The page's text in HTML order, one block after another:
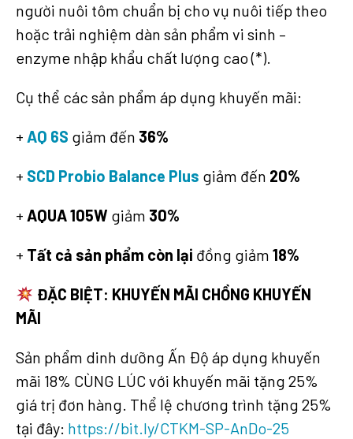
người nuôi tôm chuẩn bị cho vụ nuôi tiếp theo
hoặc trải nghiệm dàn sản phẩm vi sinh –
enzyme nhập khẩu chất lượng cao (*). ​
Cụ thể các sản phẩm áp dụng khuyến mãi:​
+ AQ 6S giảm đến 36%
+ SCD Probio Balance Plus giảm đến 20%
+ AQUA 105W giảm 30%
+ Tất cả sản phẩm còn lại đồng giảm 18%​
ĐẶC BIỆT: KHUYẾN MÃI CHỒNG KHUYẾN
MÃI
Sản phẩm dinh dưỡng Ấn Độ áp dụng khuyến
mãi 18% CÙNG LÚC với khuyến mãi tặng 25%
giá trị đơn hàng. Thể lệ chương trình tặng 25%
tại đây: https://bit.ly/CTKM-SP-AnDo-25